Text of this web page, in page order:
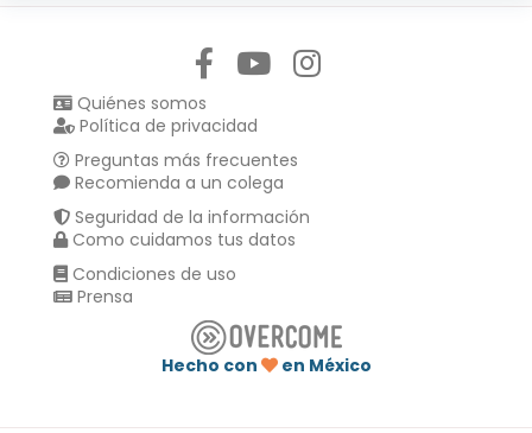
Quiénes somos
Política de privacidad
Preguntas más frecuentes
Recomienda a un colega
Seguridad de la información
Como cuidamos tus datos
Condiciones de uso
Prensa
Hecho con
en México